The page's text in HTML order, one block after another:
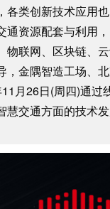
类创新技术应用
资源配套与利用
物联网、区块链、
金隅智造工场、
月26日(周四)通
慧交通方面的技术